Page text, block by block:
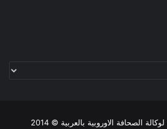
الصحافة الاوروبية بالعربية © 2014